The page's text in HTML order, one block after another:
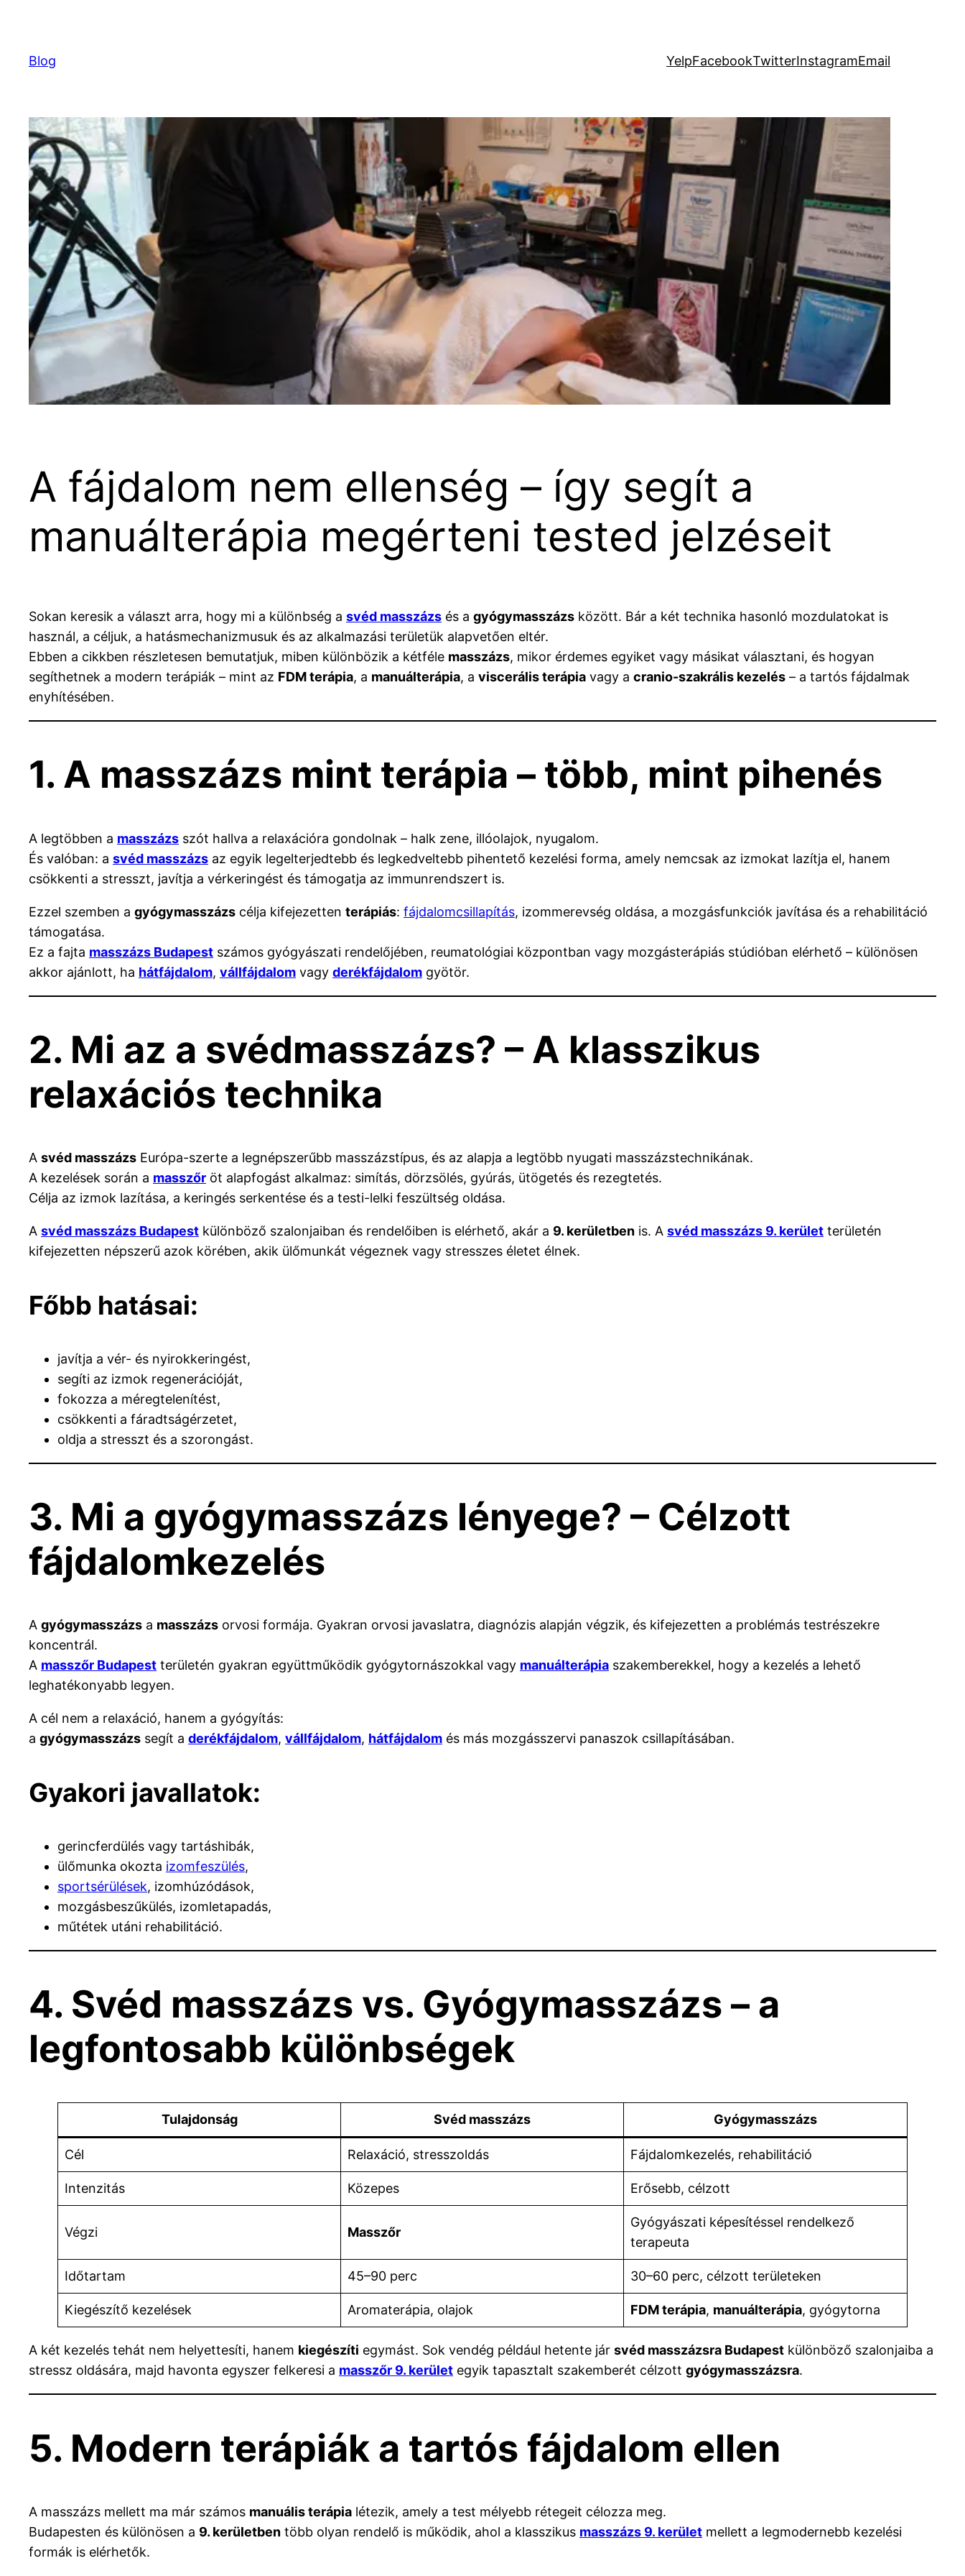
tartalomhoz
Blog YelpFacebookTwitterInstagramEmail
A fájdalom nem ellenség – így segít a
manuálterápia megérteni tested jelzéseit
Sokan keresik a választ arra, hogy mi a különbség a svéd masszázs és a gyógymasszázs között. Bár a két technika hasonló mozdulatokat is
használ, a céljuk, a hatásmechanizmusuk és az alkalmazási területük alapvetően eltér.
Ebben a cikkben részletesen bemutatjuk, miben különbözik a kétféle masszázs, mikor érdemes egyiket vagy másikat választani, és hogyan
segíthetnek a modern terápiák – mint az FDM terápia, a manuálterápia, a viscerális terápia vagy a cranio-szakrális kezelés – a tartós fájdalmak
enyhítésében.
1. A masszázs mint terápia – több, mint pihenés
A legtöbben a masszázs szót hallva a relaxációra gondolnak – halk zene, illóolajok, nyugalom.
És valóban: a svéd masszázs az egyik legelterjedtebb és legkedveltebb pihentető kezelési forma, amely nemcsak az izmokat lazítja el, hanem
csökkenti a stresszt, javítja a vérkeringést és támogatja az immunrendszert is.
Ezzel szemben a gyógymasszázs célja kifejezetten terápiás: fájdalomcsillapítás, izommerevség oldása, a mozgásfunkciók javítása és a rehabilitáció
támogatása.
Ez a fajta masszázs Budapest számos gyógyászati rendelőjében, reumatológiai központban vagy mozgásterápiás stúdióban elérhető – különösen
akkor ajánlott, ha hátfájdalom, vállfájdalom vagy derékfájdalom gyötör.
2. Mi az a svédmasszázs? – A klasszikus
relaxációs technika
A svéd masszázs Európa-szerte a legnépszerűbb masszázstípus, és az alapja a legtöbb nyugati masszázstechnikának.
A kezelések során a masszőr öt alapfogást alkalmaz: simítás, dörzsölés, gyúrás, ütögetés és rezegtetés.
Célja az izmok lazítása, a keringés serkentése és a testi-lelki feszültség oldása.
A svéd masszázs Budapest különböző szalonjaiban és rendelőiben is elérhető, akár a 9. kerületben is. A svéd masszázs 9. kerület területén
kifejezetten népszerű azok körében, akik ülőmunkát végeznek vagy stresszes életet élnek.
Főbb hatásai:
javítja a vér- és nyirokkeringést,
segíti az izmok regenerációját,
fokozza a méregtelenítést,
csökkenti a fáradtságérzetet,
oldja a stresszt és a szorongást.
3. Mi a gyógymasszázs lényege? – Célzott
fájdalomkezelés
A gyógymasszázs a masszázs orvosi formája. Gyakran orvosi javaslatra, diagnózis alapján végzik, és kifejezetten a problémás testrészekre
koncentrál.
A masszőr Budapest területén gyakran együttműködik gyógytornászokkal vagy manuálterápia szakemberekkel, hogy a kezelés a lehető
leghatékonyabb legyen.
A cél nem a relaxáció, hanem a gyógyítás:
a gyógymasszázs segít a derékfájdalom, vállfájdalom, hátfájdalom és más mozgásszervi panaszok csillapításában.
Gyakori javallatok:
gerincferdülés vagy tartáshibák,
ülőmunka okozta izomfeszülés,
sportsérülések, izomhúzódások,
mozgásbeszűkülés, izomletapadás,
műtétek utáni rehabilitáció.
4. Svéd masszázs vs. Gyógymasszázs – a
legfontosabb különbségek
Tulajdonság Svéd masszázs Gyógymasszázs
Cél Relaxáció, stresszoldás Fájdalomkezelés, rehabilitáció
Intenzitás Közepes Erősebb, célzott
Végzi Masszőr
Gyógyászati képesítéssel rendelkező
terapeuta
Időtartam 45–90 perc 30–60 perc, célzott területeken
Kiegészítő kezelések Aromaterápia, olajok FDM terápia, manuálterápia, gyógytorna
A két kezelés tehát nem helyettesíti, hanem kiegészíti egymást. Sok vendég például hetente jár svéd masszázsra Budapest különböző szalonjaiba a
stressz oldására, majd havonta egyszer felkeresi a masszőr 9. kerület egyik tapasztalt szakemberét célzott gyógymasszázsra.
5. Modern terápiák a tartós fájdalom ellen
A masszázs mellett ma már számos manuális terápia létezik, amely a test mélyebb rétegeit célozza meg.
Budapesten és különösen a 9. kerületben több olyan rendelő is működik, ahol a klasszikus masszázs 9. kerület mellett a legmodernebb kezelési
formák is elérhetők.